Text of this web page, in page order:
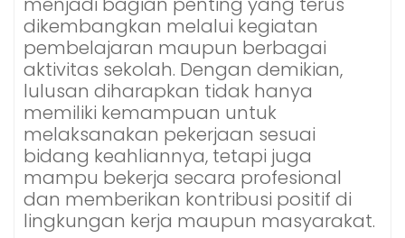
dikembangkan melalui kegiatan
pembelajaran maupun berbagai
aktivitas sekolah. Dengan demikian,
lulusan diharapkan tidak hanya
memiliki kemampuan untuk
melaksanakan pekerjaan sesuai
bidang keahliannya, tetapi juga
mampu bekerja secara profesional
dan memberikan kontribusi positif di
lingkungan kerja maupun masyarakat.